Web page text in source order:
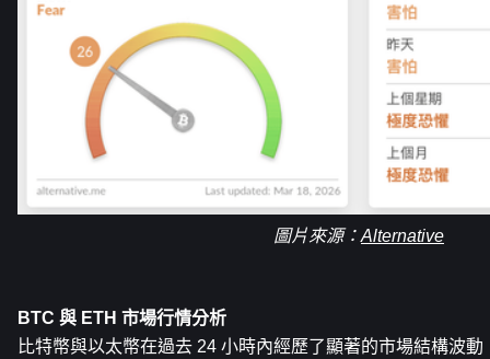
圖片來源： Alternative
BTC 與 ETH 市場行情分析
比特幣與以太幣在過去 24 小時內經歷了顯著的市場結構波